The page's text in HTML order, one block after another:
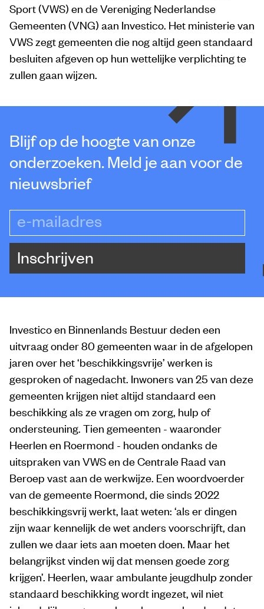
Sport (VWS) en de Vereniging Nederlandse
Gemeenten (VNG) aan Investico. Het ministerie van
VWS zegt gemeenten die nog altijd geen standaard
besluiten afgeven op hun wettelijke verplichting te
zullen gaan wijzen.
Blijf op de hoogte van onze
onderzoeken. Meld je aan voor de
nieuwsbrief
e-mailadres
Inschrijven
Investico en Binnenlands Bestuur deden een
uitvraag onder 80 gemeenten waar in de afgelopen
jaren over het ‘beschikkingsvrije’ werken is
gesproken of nagedacht. Inwoners van 25 van deze
gemeenten krijgen niet altijd standaard een
beschikking als ze vragen om zorg, hulp of
ondersteuning. Tien gemeenten - waaronder
Heerlen en Roermond - houden ondanks de
uitspraken van VWS en de Centrale Raad van
Beroep vast aan de werkwijze. Een woordvoerder
van de gemeente Roermond, die sinds 2022
beschikkingsvrij werkt, laat weten: ‘als er dingen
zijn waar kennelijk de wet anders voorschrijft, dan
zullen we daar iets aan moeten doen. Maar het
belangrijkst vinden wij dat mensen goede zorg
krijgen’. Heerlen, waar ambulante jeugdhulp zonder
standaard beschikking wordt ingezet, wil niet